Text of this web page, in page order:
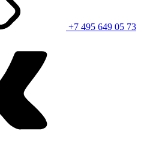
+7 495 649 05 73